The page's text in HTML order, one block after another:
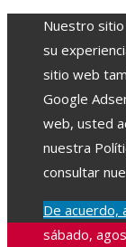
Nuestro
su
sitio web
Google
web, usted
nuestra
consultar
De acuerdo,
sábado,